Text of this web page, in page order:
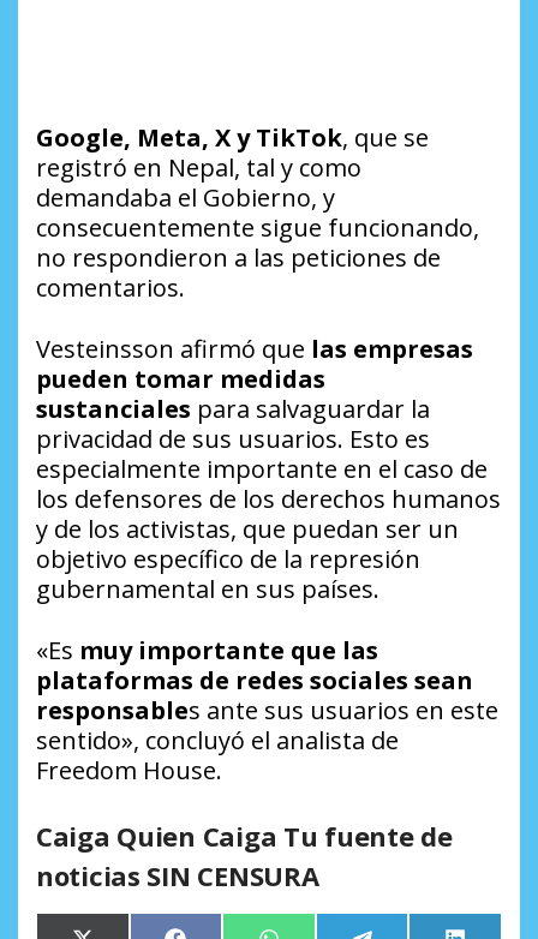
Google, Meta, X y TikTok, que se
registró en Nepal, tal y como
demandaba el Gobierno, y
consecuentemente sigue funcionando,
no respondieron a las peticiones de
comentarios.
Vesteinsson afirmó que las empresas
pueden tomar medidas
sustanciales para salvaguardar la
privacidad de sus usuarios. Esto es
especialmente importante en el caso de
los defensores de los derechos humanos
y de los activistas, que puedan ser un
objetivo específico de la represión
gubernamental en sus países.
«Es muy importante que las
plataformas de redes sociales sean
responsables ante sus usuarios en este
sentido», concluyó el analista de
Freedom House.
Caiga Quien Caiga Tu fuente de
noticias SIN CENSURA